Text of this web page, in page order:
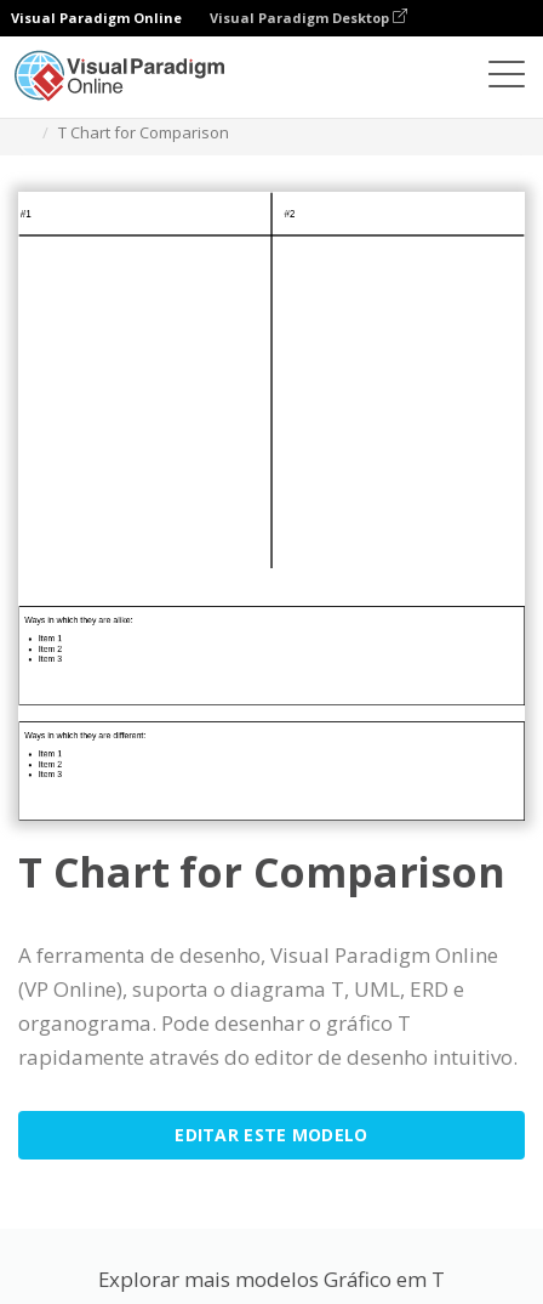
Visual Paradigm Online Visual Paradigm Desktop
T Chart for Comparison
T Chart for Comparison
A ferramenta de desenho, Visual Paradigm Online
(VP Online), suporta o diagrama T, UML, ERD e
organograma. Pode desenhar o gráfico T
rapidamente através do editor de desenho intuitivo.
EDITAR ESTE MODELO
Explorar mais modelos Gráfico em T